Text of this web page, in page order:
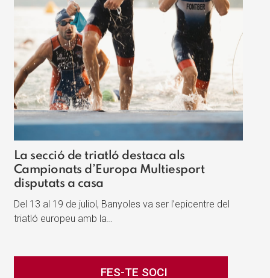
La secció de triatló destaca als
Campionats d’Europa Multiesport
disputats a casa
Del 13 al 19 de juliol, Banyoles va ser l’epicentre del
triatló europeu amb la…
FES-TE SOCI